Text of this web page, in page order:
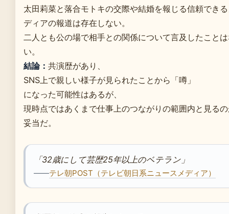
太田莉菜と落合モトキの交際や結婚を報じる信頼でき
ディアの報道は存在しない。
二人とも公の場で相手との関係について言及したこと
い。
結論： 共演歴があり、
SNS上で親しい様子が見られたことから「噂」
になった可能性はあるが、
現時点ではあくまで仕事上のつながりの範囲内と見る
妥当だ。
「32歳にして芸歴25年以上のベテラン」
——テレ朝POST（テレビ朝日系ニュースメディア）